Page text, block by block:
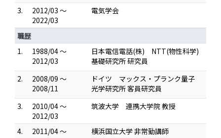
3.
2012/03 ～
2022/03
電気学会
職歴
1.
1988/04 ～
2012/03
日本電信電話(株) NTT(物性科学)
基礎研究所 研究員
2.
2008/09 ～
2008/11
ドイツ マックス・プランク量子
光学研究所 客員研究員
3.
2010/04 ～
2012/03
筑波大学 連携大学院 教授
4.
2011/04 ～
横浜国立大学 非常勤講師